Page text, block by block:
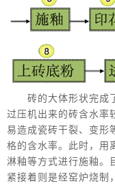
砖的大体形状完成了
过压机出来的砖含水率
易造成瓷砖干裂、变形
格的含水率。此时，用
淋釉等方式进行施釉。
紧接着则是经窑炉烧制